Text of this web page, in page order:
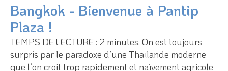
Bangkok - Bienvenue à Pantip
Plaza !
TEMPS DE LECTURE : 2 minutes. On est toujours
surpris par le paradoxe d’une Thaïlande moderne
que l’on croit trop rapidement et naïvement agricole